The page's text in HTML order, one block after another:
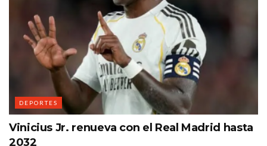
DEPORTES
Vinicius Jr. renueva con el Real Madrid hasta
2032